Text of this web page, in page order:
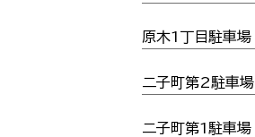
原木1丁目駐車場
二子町第2駐車場
二子町第1駐車場